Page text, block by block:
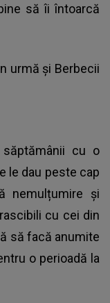
să îi întoarcă
urmă și Berbecii
cu o
le dau peste cap
nemulțumire și
cu cei din
să facă anumite
o perioadă la